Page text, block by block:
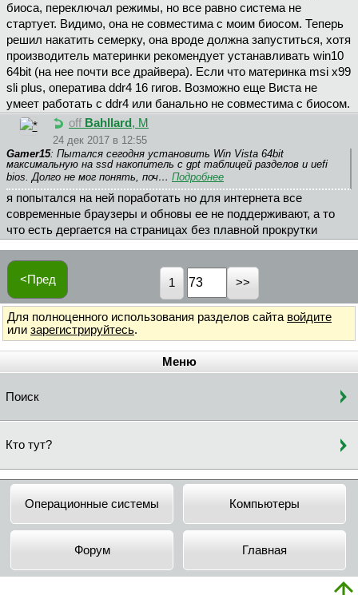
биоса, переключал режимы, но все равно система не
стартует. Видимо, она не совместима с моим биосом. Теперь
решил накатить семерку, она вроде должна запуститься, хотя
производитель материнки рекомендует устанавливать win10
64bit (на нее почти все драйвера). Если что материнка msi x99
sli plus, оператива ddr4 16 гигов. Возможно еще Виста не
умеет работать с ddr4 или банально не совместима с биосом.
off Bahllard , М
24 дек 2017 в 12:55
Gamer15: Пытался сегодня установить Win Vista 64bit
максимальную на ssd накопитель с gpt таблицей разделов и uefi
bios. Долго не мог понять, поч… Подробнее
я попытался на ней поработать но для интернета все
современные браузеры и обновы ее не поддерживают, а то
что есть дергается на страницах без плавной прокрутки
<Пред 1
Для полноценного использования разделов сайта войдите
или зарегистрируйтесь.
Меню
Поиск
Кто тут?
Операционные системы Компьютеры
Форум Главная